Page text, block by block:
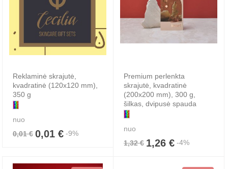
Reklaminė skrajutė,
kvadratinė (120x120 mm),
350 g
nuo
0,01 € 0,01 € -9%
Premium perlenkta
skrajutė, kvadratinė
(200x200 mm), 300 g,
šilkas, dvipusė spauda
nuo
1,32 € 1,26 € -4%